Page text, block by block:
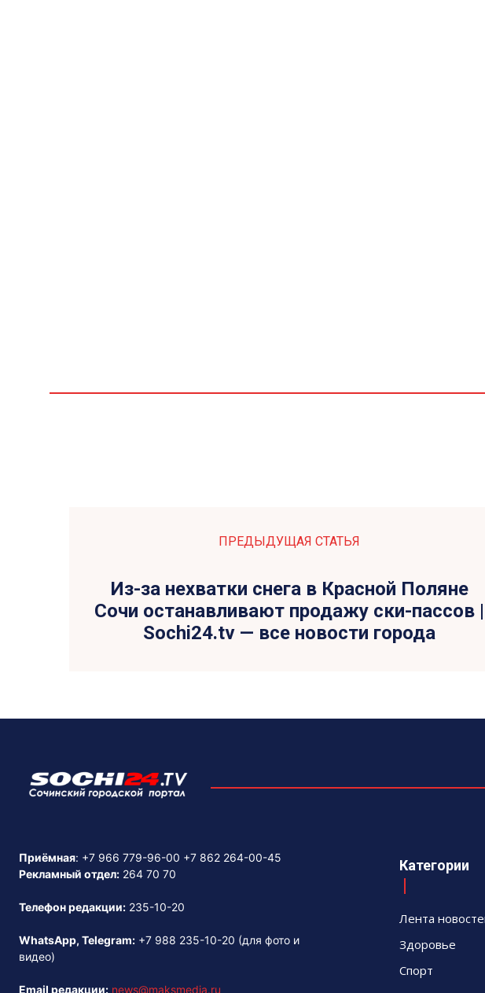
ПРЕДЫДУЩАЯ СТАТЬЯ
Из-за нехватки снега в Красной Поляне
Сочи останавливают продажу ски-пассов |
Sochi24.tv — все новости города
Приёмная: +7 966 779-96-00 +7 862 264-00-45
Рекламный отдел: 264 70 70
Телефон редакции: 235-10-20
WhatsApp, Telegram: +7 988 235-10-20 (для фото и
видео)
Email редакции: news@maksmedia.ru
Категории
Лента
Здоровье
Спорт